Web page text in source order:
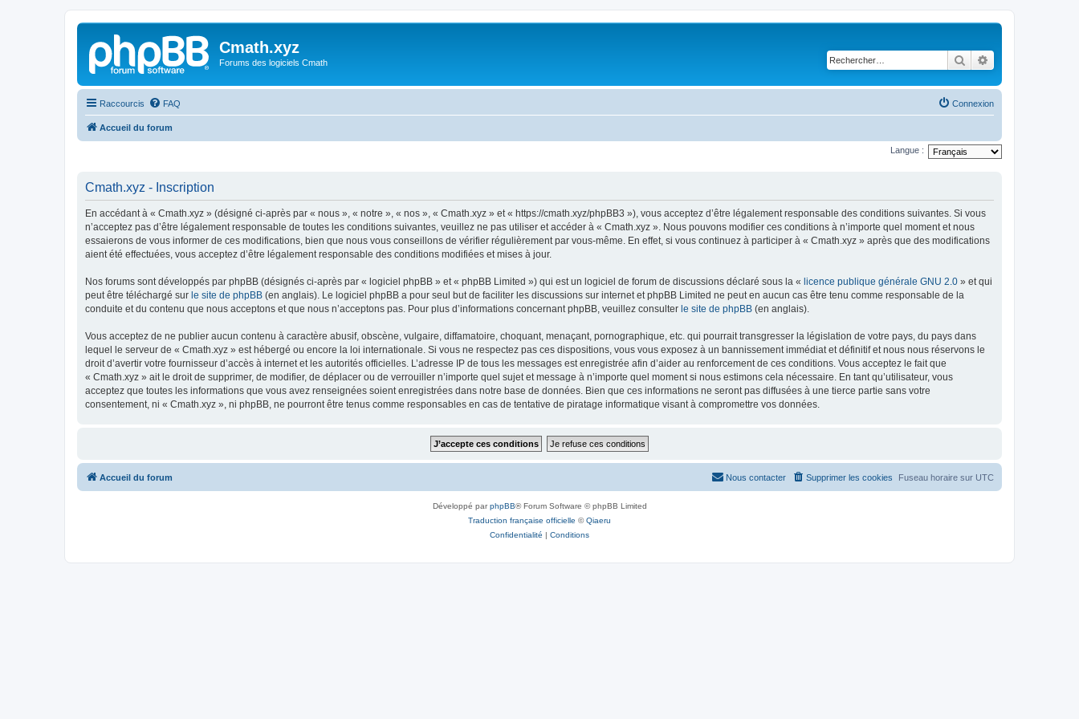
Cmath.xyz
Forums des logiciels Cmath Rechercher
Raccourcis FAQ Connexion
Accueil du forum
Langue :
Cmath.xyz - Inscription
En accédant à « Cmath.xyz » (désigné ci-après par « nous », « notre », « nos », « Cmath.xyz » et « https://cmath.xyz/phpBB3 »), vous acceptez d’être légalement responsable des conditions suivantes. Si vous
n’acceptez pas d’être légalement responsable de toutes les conditions suivantes, veuillez ne pas utiliser et accéder à « Cmath.xyz ». Nous pouvons modifier ces conditions à n’importe quel moment et nous
essaierons de vous informer de ces modifications, bien que nous vous conseillons de vérifier régulièrement par vous-même. En effet, si vous continuez à participer à « Cmath.xyz » après que des modifications
aient été effectuées, vous acceptez d’être légalement responsable des conditions modifiées et mises à jour.
Nos forums sont développés par phpBB (désignés ci-après par « logiciel phpBB » et « phpBB Limited ») qui est un logiciel de forum de discussions déclaré sous la « licence publique générale GNU 2.0 » et qui
peut être téléchargé sur le site de phpBB (en anglais). Le logiciel phpBB a pour seul but de faciliter les discussions sur internet et phpBB Limited ne peut en aucun cas être tenu comme responsable de la
conduite et du contenu que nous acceptons et que nous n’acceptons pas. Pour plus d’informations concernant phpBB, veuillez consulter le site de phpBB (en anglais).
Vous acceptez de ne publier aucun contenu à caractère abusif, obscène, vulgaire, diffamatoire, choquant, menaçant, pornographique, etc. qui pourrait transgresser la législation de votre pays, du pays dans
lequel le serveur de « Cmath.xyz » est hébergé ou encore la loi internationale. Si vous ne respectez pas ces dispositions, vous vous exposez à un bannissement immédiat et définitif et nous nous réservons le
droit d’avertir votre fournisseur d’accès à internet et les autorités officielles. L’adresse IP de tous les messages est enregistrée afin d’aider au renforcement de ces conditions. Vous acceptez le fait que
« Cmath.xyz » ait le droit de supprimer, de modifier, de déplacer ou de verrouiller n’importe quel sujet et message à n’importe quel moment si nous estimons cela nécessaire. En tant qu’utilisateur, vous
acceptez que toutes les informations que vous avez renseignées soient enregistrées dans notre base de données. Bien que ces informations ne seront pas diffusées à une tierce partie sans votre
consentement, ni « Cmath.xyz », ni phpBB, ne pourront être tenus comme responsables en cas de tentative de piratage informatique visant à compromettre vos données.
Accueil du forum Fuseau horaire sur UTC
Supprimer les cookies
Nous contacter
Développé parphpBB® Forum Software © phpBB Limited
Traduction française officielle ©Qiaeru
Confidentialité | Conditions